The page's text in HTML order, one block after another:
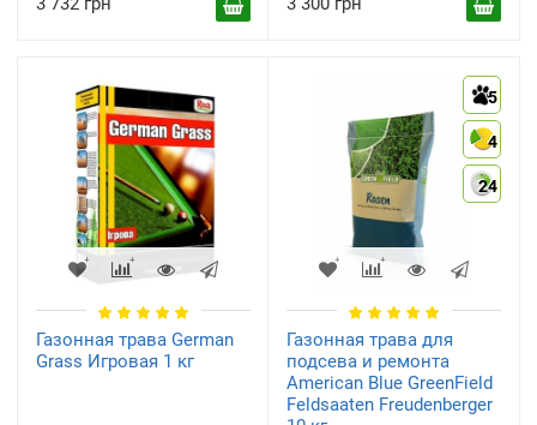
Газонная трава German
Grass Игровая 1 кг
5
4
24
Газонная трава для
подсева и ремонта
American Blue GreenField
Feldsaaten Freudenberger